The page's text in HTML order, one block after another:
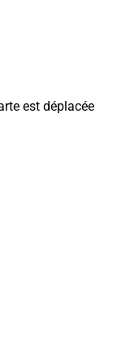
est déplacée